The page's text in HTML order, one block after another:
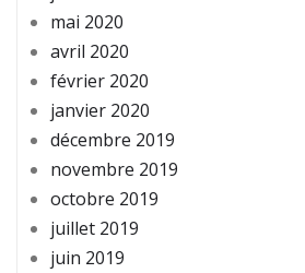
mai 2020
avril 2020
février 2020
janvier 2020
décembre 2019
novembre 2019
octobre 2019
juillet 2019
juin 2019